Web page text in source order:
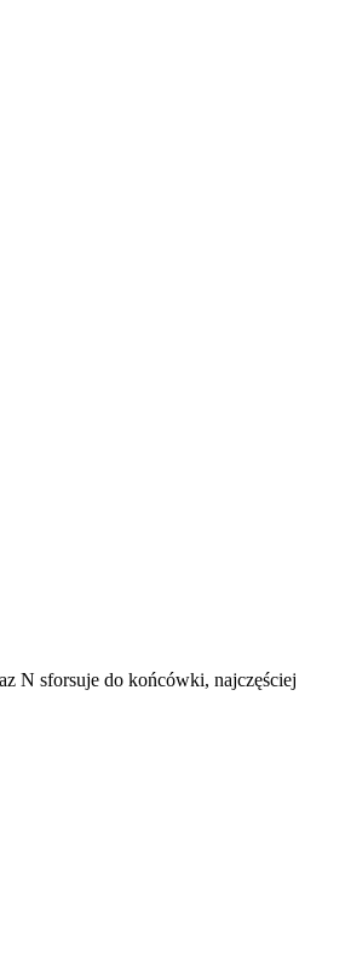
N sforsuje do końcówki, najczęściej